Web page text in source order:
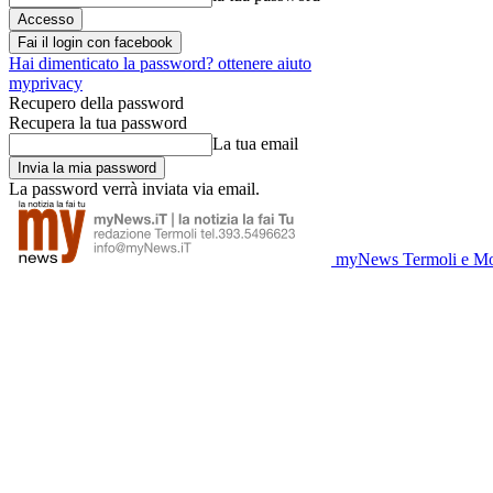
Fai il login con facebook
Hai dimenticato la password? ottenere aiuto
myprivacy
Recupero della password
Recupera la tua password
La tua email
La password verrà inviata via email.
myNews Termoli e